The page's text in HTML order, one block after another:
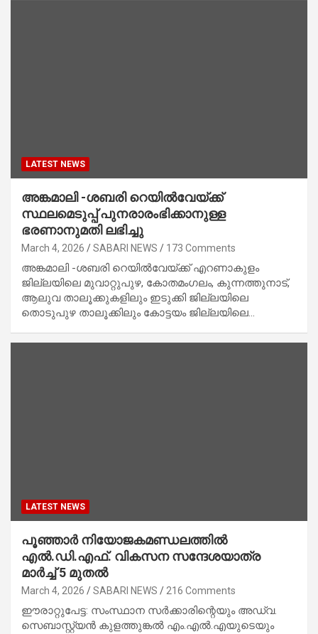
LATEST NEWS
അങ്കമാലി -ശബരി റെയിൽവേയ്ക്ക്
സ്ഥലമെടുപ്പ് പുനരാരംഭിക്കാനുള്ള
ഭരണാനുമതി ലഭിച്ചു
March 4, 2026 SABARI NEWS 173 Comments
അങ്കമാലി -ശബരി റെയിൽവേയ്ക്ക് എറണാകുളം
ജില്ലയിലെ മുവാറ്റുപുഴ, കോതമംഗലം, കുന്നത്തുനാട്,
ആലുവ താലൂക്കുകളിലും ഇടുക്കി ജില്ലയിലെ
തൊടുപുഴ താലൂക്കിലും കോട്ടയം ജില്ലയിലെ…
LATEST NEWS
പൂഞ്ഞാര്‍ നിയോജകമണ്ഡലത്തില്‍
എല്‍.ഡി.എഫ്. വികസന സന്ദേശയാത്ര
മാര്‍ച്ച് 5 മുതല്‍
March 4, 2026 SABARI NEWS 216 Comments
ഈരാറ്റുപേട്ട: സംസ്ഥാന സര്‍ക്കാരിന്റെയും അഡ്വ.
സെബാസ്റ്റ്യന്‍ കുളത്തുങ്കല്‍ എം.എല്‍.എയുടെയും